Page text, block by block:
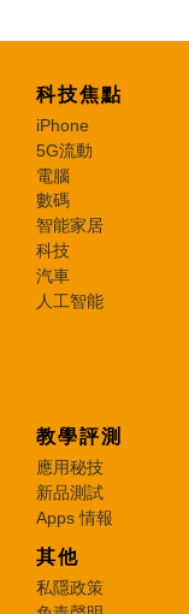
科技焦點
iPhone
5G流動
電腦
數碼
智能家居
科技
汽車
人工智能
教學評測
應用秘技
新品測試
Apps 情報
其他
私隱政策